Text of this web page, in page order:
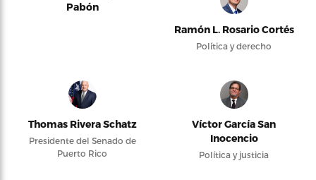
Pabón
Ramón L. Rosario Cortés
Política y derecho
Thomas Rivera Schatz
Presidente del Senado de
Puerto Rico
Víctor García San
Inocencio
Política y justicia